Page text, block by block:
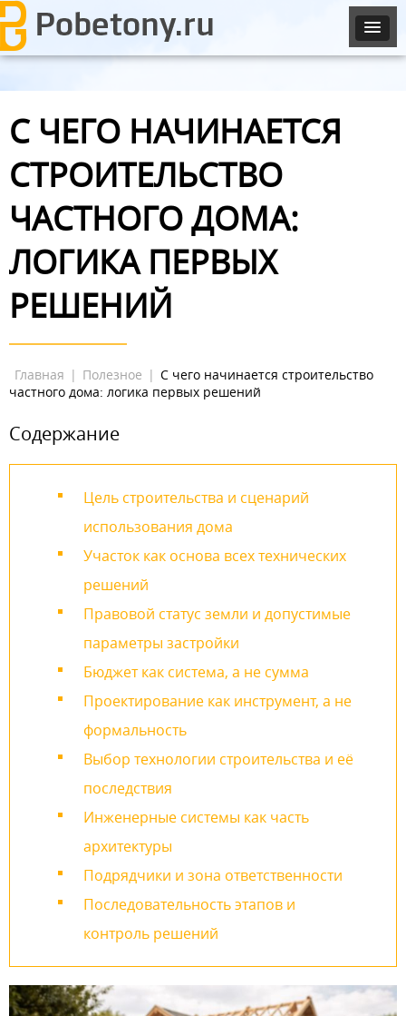
С ЧЕГО НАЧИНАЕТСЯ
СТРОИТЕЛЬСТВО
ЧАСТНОГО ДОМА:
ЛОГИКА ПЕРВЫХ
РЕШЕНИЙ
Главная | Полезное | С чего начинается строительство
частного дома: логика первых решений
Содержание
Цель строительства и сценарий
использования дома
Участок как основа всех технических
решений
Правовой статус земли и допустимые
параметры застройки
Бюджет как система, а не сумма
Проектирование как инструмент, а не
формальность
Выбор технологии строительства и её
последствия
Инженерные системы как часть
архитектуры
Подрядчики и зона ответственности
Последовательность этапов и
контроль решений